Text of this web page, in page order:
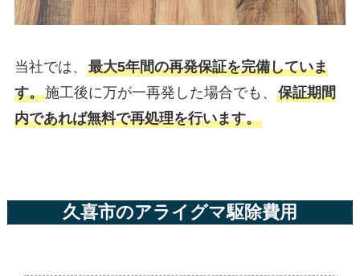
当社では、 最大5年間の再発保証を完備していま
す。施工後に万が一再発した場合でも、 保証期間
内であれば無料で再処理を行います。
久喜市のアライグマ駆除費用